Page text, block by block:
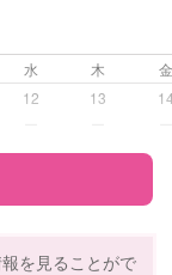
不可
水 木
12 13
を見ることがで